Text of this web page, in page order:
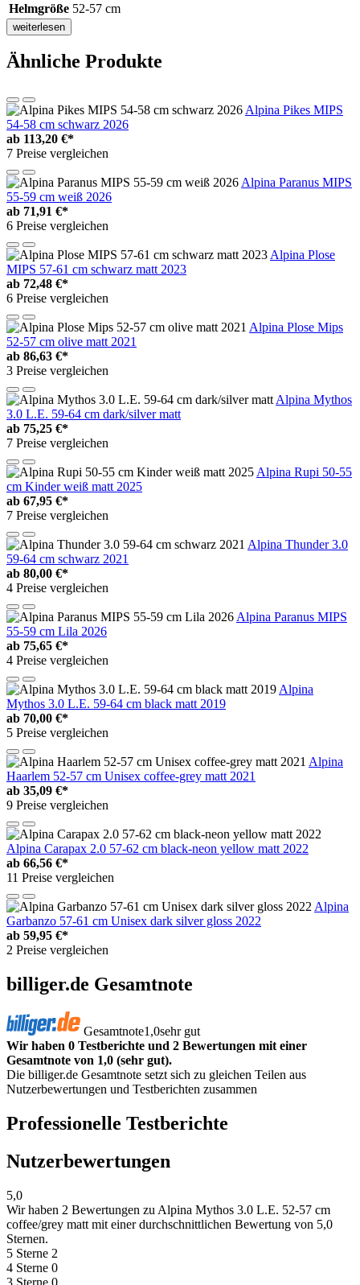
Helmgröße 52-57 cm
weiterlesen
Ähnliche Produkte
Alpina Pikes MIPS
54-58 cm schwarz 2026
ab 113,20 €*
7 Preise vergleichen
Alpina Paranus MIPS
55-59 cm weiß 2026
ab 71,91 €*
6 Preise vergleichen
Alpina Plose
MIPS 57-61 cm schwarz matt 2023
ab 72,48 €*
6 Preise vergleichen
Alpina Plose Mips
52-57 cm olive matt 2021
ab 86,63 €*
3 Preise vergleichen
Alpina Mythos
3.0 L.E. 59-64 cm dark/silver matt
ab 75,25 €*
7 Preise vergleichen
Alpina Rupi 50-55
cm Kinder weiß matt 2025
ab 67,95 €*
7 Preise vergleichen
Alpina Thunder 3.0
59-64 cm schwarz 2021
ab 80,00 €*
4 Preise vergleichen
Alpina Paranus MIPS
55-59 cm Lila 2026
ab 75,65 €*
4 Preise vergleichen
Alpina
Mythos 3.0 L.E. 59-64 cm black matt 2019
ab 70,00 €*
5 Preise vergleichen
Alpina
Haarlem 52-57 cm Unisex coffee-grey matt 2021
ab 35,09 €*
9 Preise vergleichen
Alpina Carapax 2.0 57-62 cm black-neon yellow matt 2022
ab 66,56 €*
11 Preise vergleichen
Alpina
Garbanzo 57-61 cm Unisex dark silver gloss 2022
ab 59,95 €*
2 Preise vergleichen
billiger.de Gesamtnote
Gesamtnote1,0sehr gut
Wir haben 0 Testberichte und 2 Bewertungen mit einer
Gesamtnote von 1,0 (sehr gut).
Die billiger.de Gesamtnote setzt sich zu gleichen Teilen aus
Nutzerbewertungen und Testberichten zusammen
Professionelle Testberichte
Nutzerbewertungen
5,0
Wir haben 2 Bewertungen zu Alpina Mythos 3.0 L.E. 52-57 cm
coffee/grey matt mit einer durchschnittlichen Bewertung von 5,0
Sternen.
5 Sterne 2
4 Sterne 0
3 Sterne 0